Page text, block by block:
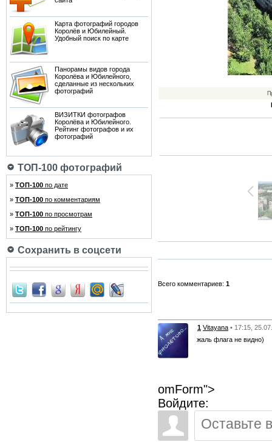
Карта фотографий городов
Королёв и Юбилейный.
Удобный поиск по карте
Панорамы видов города
Королёва и Юбилейного,
сделанные из нескольких
фотографий
ВИЗИТКИ фотографов
Королёва и Юбилейного.
Рейтинг фотографов и их
фотографий
ТОП-100 фотографий
» ТОП-100 по дате
» ТОП-100 по комментариям
» ТОП-100 по просмотрам
» ТОП-100 по рейтингу
Сохранить в соцсети
Всего комментариев: 1
1 Vitayana • 17:15,
жаль флага не видно)
omForm">
Войдите: